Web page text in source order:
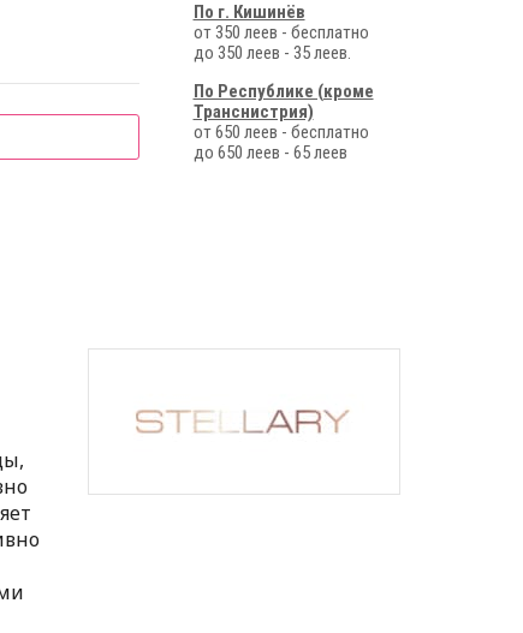
По г. Кишинёв
от 350 леев - бесплатно
до 350 леев - 35 леев.
По Республике (кроме
Транснистрия)
от 650 леев - бесплатно
до 650 леев - 65 леев